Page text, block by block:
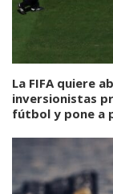
La FIFA quiere
inversionistas
fútbol y pone a